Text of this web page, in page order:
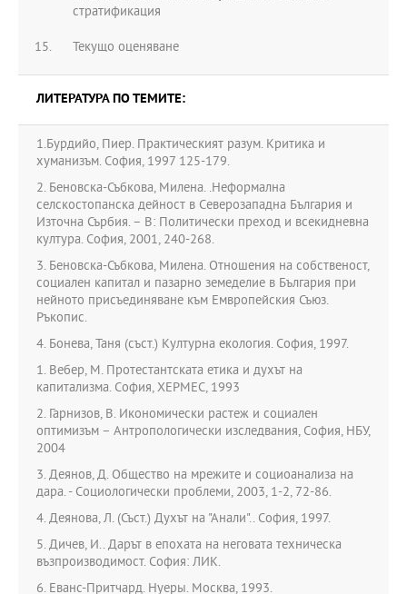
стратификация
Текущо оценяване
ЛИТЕРАТУРА ПО ТЕМИТЕ:
1.Бурдийо, Пиер. Практическият разум. Критика и
хуманизъм. София, 1997 125-179.
2. Беновска-Събкова, Милена. .Неформална
селскостопанска дейност в Северозападна България и
Източна Сърбия. – В: Политически преход и всекидневна
култура. София, 2001, 240-268.
3. Беновска-Събкова, Милена. Отношения на собственост,
социален капитал и пазарно земеделие в България при
нейното присъединяване към Емвропейския Съюз.
Ръкопис.
4. Бонева, Таня (съст.) Културна екология. София, 1997.
1. Вебер, М. Протестантската етика и духът на
капитализма. София, ХЕРМЕС, 1993
2. Гарнизов, В. Икономически растеж и социален
оптимизъм – Антропологически изследвания, София, НБУ,
2004
3. Деянов, Д. Общество на мрежите и социоанализа на
дара. - Социологически проблеми, 2003, 1-2, 72-86.
4. Деянова, Л. (Съст.) Духът на "Анали".. София, 1997.
5. Дичев, И.. Дарът в епохата на неговата техническа
възпроизводимост. София: ЛИК.
6. Еванс-Притчард. Нуеры. Москва, 1993.